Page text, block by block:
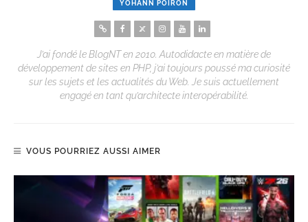
YOHANN POIRON
J’ai fondé le BlogNT en 2010. Autodidacte en matière de
développement de sites en PHP, j’ai toujours poussé ma curiosité
sur les sujets et les actualités du Web. Je suis actuellement
engagé en tant qu’architecte interopérabilité.
VOUS POURRIEZ AUSSI AIMER